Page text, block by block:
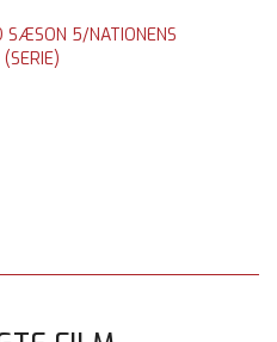
SÆSON 5/NATIONENS
(SERIE)